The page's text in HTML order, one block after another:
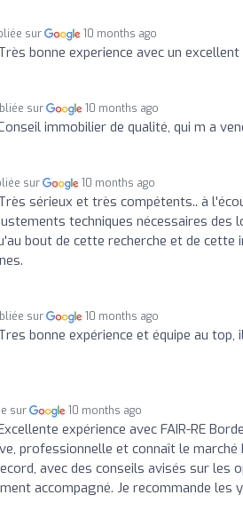
sur 10 months ago
bonne experience avec un
sur 10 months ago
immobilier de qualité, qui m a
sur 10 months ago
sérieux et très compétents.. à
techniques nécessaires
bout de cette recherche et de
sur 10 months ago
bonne expérience et équipe au
sur 10 months ago
expérience avec FAIR-RE
professionnelle et connaît le
avec des conseils avisés sur les
accompagné. Je recommande